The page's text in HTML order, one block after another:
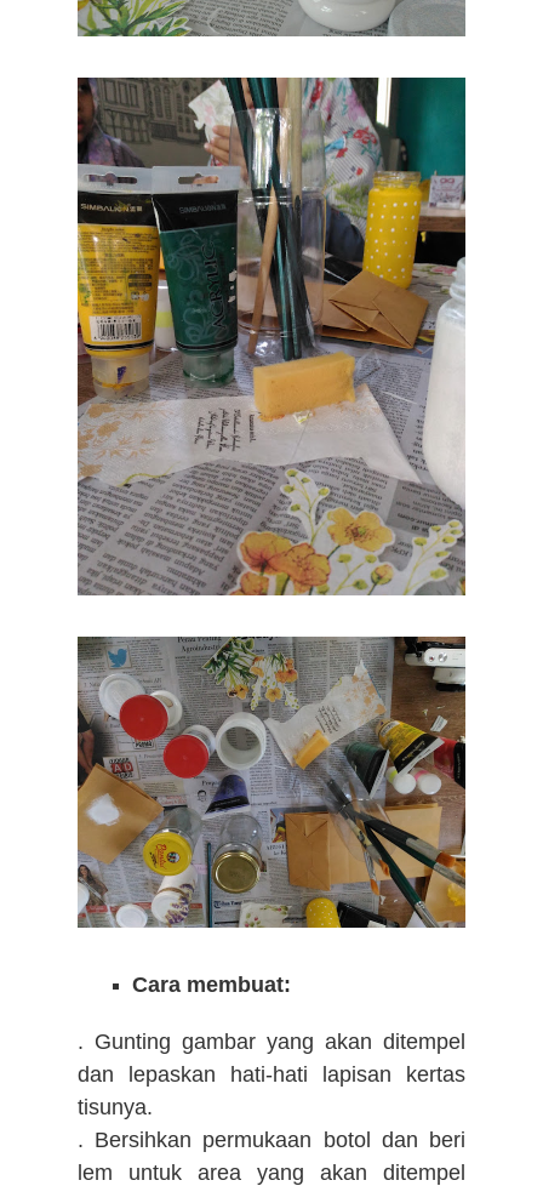
Cara membuat:
. Gunting gambar yang akan ditempel
dan lepaskan hati-hati lapisan kertas
tisunya.
. Bersihkan permukaan botol dan beri
lem untuk area yang akan ditempel